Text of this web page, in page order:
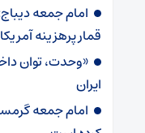
امام جمعه
قمار پرهزینه
«وحدت، توان
ایران
امام جمعه